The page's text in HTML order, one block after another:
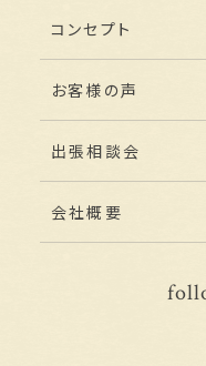
コンセプト
お客様の声
出張相談会
会社概要